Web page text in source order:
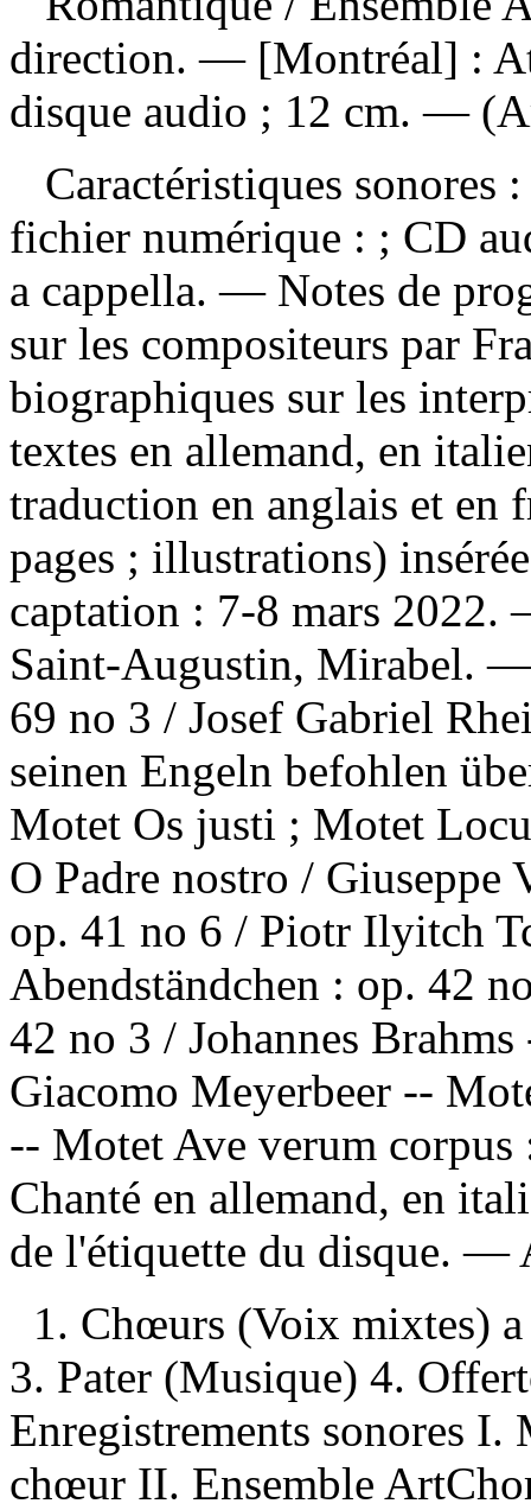
direction. — [Montréal] :
disque audio ; 12 cm. —
Caractéristiques sonores
fichier numérique : ; CD
a cappella. — Notes de
sur les compositeurs par
biographiques sur les
textes en allemand, en
traduction en anglais et en
pages ; illustrations)
captation : 7-8 mars
Saint-Augustin, Mirabel.
69 no 3 / Josef Gabriel
seinen Engeln befohlen
Motet Os justi ; Motet
O Padre nostro / Giuseppe
op. 41 no 6 / Piotr Ilyitch
Abendständchen : op. 42
42 no 3 / Johannes
Giacomo Meyerbeer --
-- Motet Ave verum
Chanté en allemand, en
de l'étiquette du disque. —
1. Chœurs (Voix mixtes)
3. Pater (Musique) 4.
Enregistrements sonores
chœur II. Ensemble